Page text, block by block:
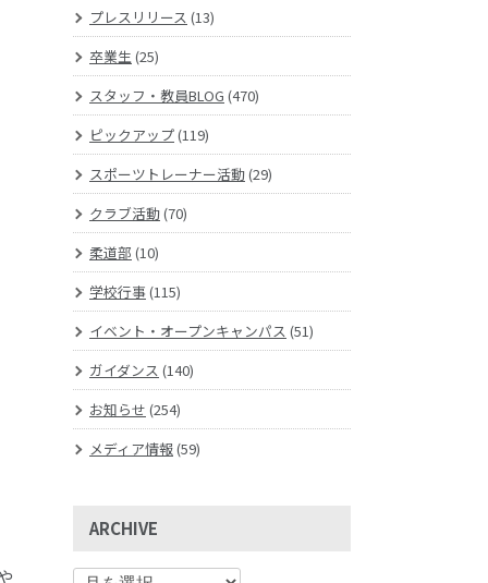
プレスリリース (13)
卒業生(25)
スタッフ・教員BLOG (470)
ピックアップ(119)
スポーツトレーナー活動(29)
クラブ活動(70)
柔道部 (10)
学校行事(115)
イベント・オープンキャンパス (51)
ガイダンス (140)
お知らせ (254)
メディア情報(59)
ARCHIVE